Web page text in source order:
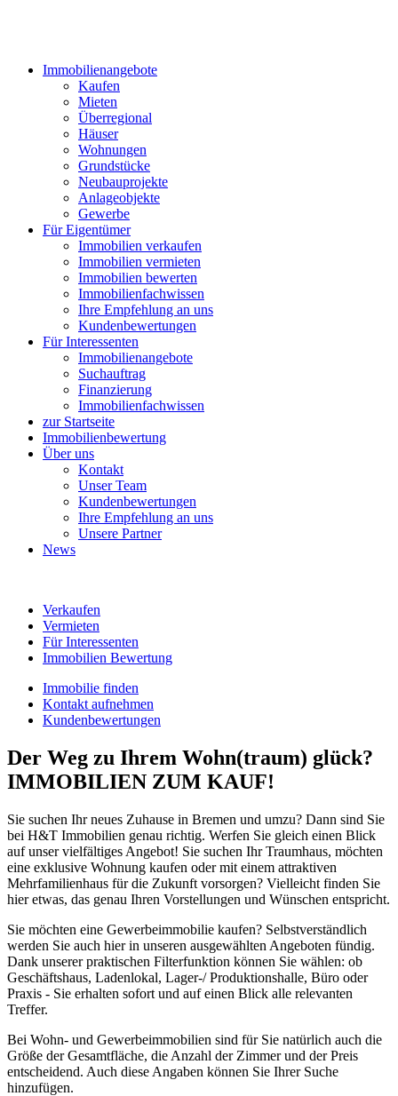
Immobilienangebote
Kaufen
Mieten
Überregional
Häuser
Wohnungen
Grundstücke
Neubauprojekte
Anlageobjekte
Gewerbe
Für Eigentümer
Immobilien verkaufen
Immobilien vermieten
Immobilien bewerten
Immobilienfachwissen
Ihre Empfehlung an uns
Kundenbewertungen
Für Interessenten
Immobilienangebote
Suchauftrag
Finanzierung
Immobilienfachwissen
zur Startseite
Immobilienbewertung
Über uns
Kontakt
Unser Team
Kundenbewertungen
Ihre Empfehlung an uns
Unsere Partner
News
Verkaufen
Vermieten
Für Interessenten
Immobilien Bewertung
Immobilie finden
Kontakt aufnehmen
Kundenbewertungen
Der Weg zu Ihrem Wohn(traum) glück?
IMMOBILIEN ZUM KAUF!
Sie suchen Ihr neues Zuhause in Bremen und umzu? Dann sind Sie
bei H&T Immobilien genau richtig. Werfen Sie gleich einen Blick
auf unser vielfältiges Angebot! Sie suchen Ihr Traumhaus, möchten
eine exklusive Wohnung kaufen oder mit einem attraktiven
Mehrfamilienhaus für die Zukunft vorsorgen? Vielleicht finden Sie
hier etwas, das genau Ihren Vorstellungen und Wünschen entspricht.
Sie möchten eine Gewerbeimmobilie kaufen? Selbstverständlich
werden Sie auch hier in unseren ausgewählten Angeboten fündig.
Dank unserer praktischen Filterfunktion können Sie wählen: ob
Geschäftshaus, Ladenlokal, Lager-/ Produktionshalle, Büro oder
Praxis - Sie erhalten sofort und auf einen Blick alle relevanten
Treffer.
Bei Wohn- und Gewerbeimmobilien sind für Sie natürlich auch die
Größe der Gesamtfläche, die Anzahl der Zimmer und der Preis
entscheidend. Auch diese Angaben können Sie Ihrer Suche
hinzufügen.